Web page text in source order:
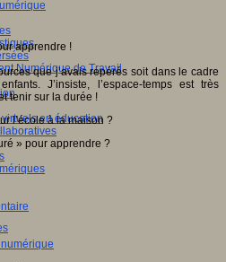
Numérique de Travail
en éducation
que j’avais repérés soit dans le cadre
J’insiste, l’espace-temps est très
tenir sur la durée !
l’école à la maison ?
» pour apprendre ?